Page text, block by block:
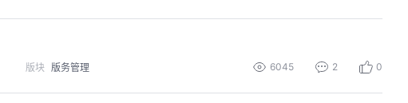
版块 版务管理 6045 2 0